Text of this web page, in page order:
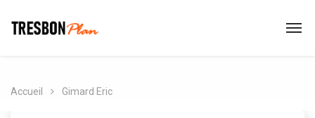
Accueil Gimard Eric